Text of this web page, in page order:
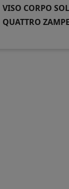
VISO CORPO
QUATTRO ZAMPE